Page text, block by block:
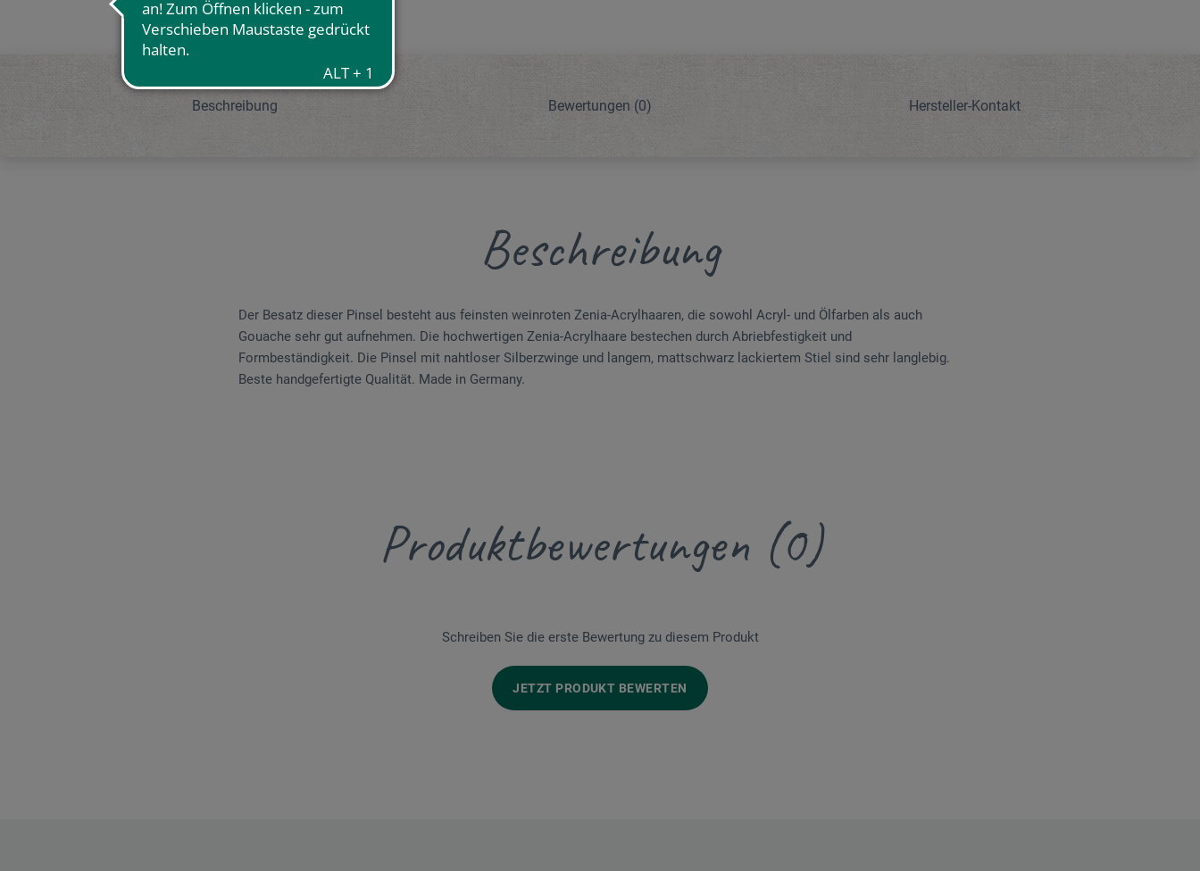
Beschreibung Bewertungen (0) Hersteller-Kontakt
Beschreibung
Der Besatz dieser Pinsel besteht aus feinsten weinroten Zenia-Acrylhaaren, die sowohl Acryl- und Ölfarben als auch
Gouache sehr gut aufnehmen. Die hochwertigen Zenia-Acrylhaare bestechen durch Abriebfestigkeit und
Formbeständigkeit. Die Pinsel mit nahtloser Silber­zwinge und langem, mattschwarz lackiertem Stiel sind sehr langlebig.
Beste handgefertigte Qualität. Made in Germany.
Produktbewertungen (0)
Schreiben Sie die erste Bewertung zu diesem Produkt
JETZT PRODUKT BEWERTEN